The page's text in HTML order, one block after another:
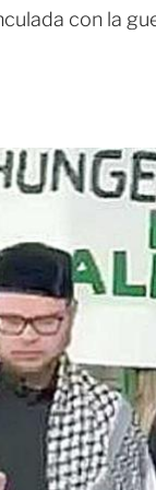
con la